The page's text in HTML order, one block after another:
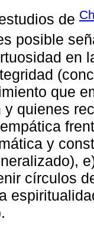
de
posible
en
que
y quienes
y
círculos